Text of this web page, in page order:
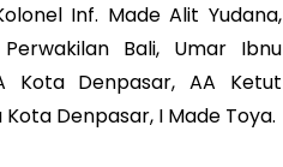
Inf. Made Alit Yudana,
Bali, Umar Ibnu
Kota Denpasar, AA Ketut
Kota Denpasar, I Made Toya.